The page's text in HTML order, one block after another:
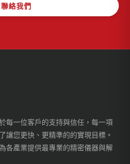
聯絡我們
每一位客戶的支持與信任，每一項
讓您更快、更精準的的實現目標。
各產業提供最專業的精密儀器與解